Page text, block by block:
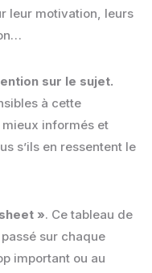
leur motivation, leurs
sur le sujet.
à cette
informés et
s’ils en ressentent le
». Ce tableau de
sur chaque
important ou au